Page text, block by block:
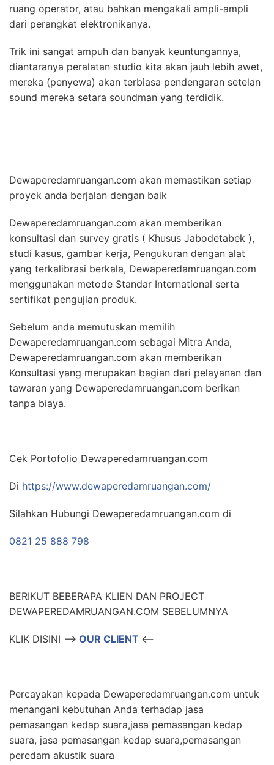
ruang operator, atau bahkan mengakali ampli-ampli
dari perangkat elektronikanya.
Trik ini sangat ampuh dan banyak keuntungannya,
diantaranya peralatan studio kita akan jauh lebih awet,
mereka (penyewa) akan terbiasa pendengaran setelan
sound mereka setara soundman yang terdidik.
Dewaperedamruangan.com akan memastikan setiap
proyek anda berjalan dengan baik
Dewaperedamruangan.com akan memberikan
konsultasi dan survey gratis ( Khusus Jabodetabek ),
studi kasus, gambar kerja, Pengukuran dengan alat
yang terkalibrasi berkala, Dewaperedamruangan.com
menggunakan metode Standar International serta
sertifikat pengujian produk.
Sebelum anda memutuskan memilih
Dewaperedamruangan.com sebagai Mitra Anda,
Dewaperedamruangan.com akan memberikan
Konsultasi yang merupakan bagian dari pelayanan dan
tawaran yang Dewaperedamruangan.com berikan
tanpa biaya.
Cek Portofolio Dewaperedamruangan.com
Di https://www.dewaperedamruangan.com/
Silahkan Hubungi Dewaperedamruangan.com di
0821 25 888 798
BERIKUT BEBERAPA KLIEN DAN PROJECT
DEWAPEREDAMRUANGAN.COM SEBELUMNYA
KLIK DISINI –> OUR CLIENT <–
Percayakan kepada Dewaperedamruangan.com untuk
menangani kebutuhan Anda terhadap jasa
pemasangan kedap suara,jasa pemasangan kedap
suara, jasa pemasangan kedap suara,pemasangan
peredam akustik suara